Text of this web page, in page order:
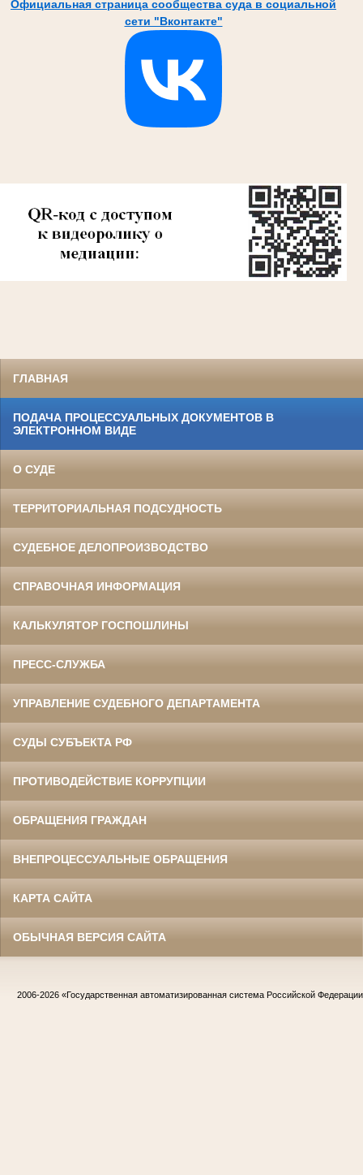
Официальная страница сообщества суда в социальной
сети "Вконтакте"
ГЛАВНАЯ
ПОДАЧА ПРОЦЕССУАЛЬНЫХ ДОКУМЕНТОВ В
ЭЛЕКТРОННОМ ВИДЕ
О СУДЕ
ТЕРРИТОРИАЛЬНАЯ ПОДСУДНОСТЬ
СУДЕБНОЕ ДЕЛОПРОИЗВОДСТВО
СПРАВОЧНАЯ ИНФОРМАЦИЯ
КАЛЬКУЛЯТОР ГОСПОШЛИНЫ
ПРЕСС-СЛУЖБА
УПРАВЛЕНИЕ СУДЕБНОГО ДЕПАРТАМЕНТА
СУДЫ СУБЪЕКТА РФ
ПРОТИВОДЕЙСТВИЕ КОРРУПЦИИ
ОБРАЩЕНИЯ ГРАЖДАН
ВНЕПРОЦЕССУАЛЬНЫЕ ОБРАЩЕНИЯ
КАРТА САЙТА
ОБЫЧНАЯ ВЕРСИЯ САЙТА
2006-2026 «Государственная автоматизированная система Российской